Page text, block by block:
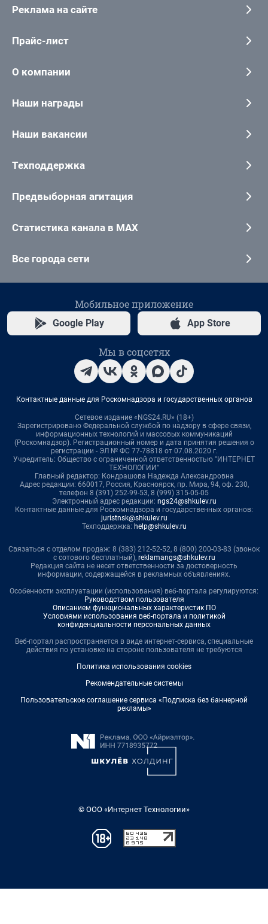
Реклама на сайте
Прайс-лист
О компании
Наши награды
Наши вакансии
Техподдержка
Предвыборная агитация
Статистика канала в MAX
Все города сети
Мобильное приложение
Google Play App Store
Мы в соцсетях
Контактные данные для Роскомнадзора и государственных органов
Сетевое издание «NGS24.RU» (18+)
Зарегистрировано Федеральной службой по надзору в сфере связи,
информационных технологий и массовых коммуникаций
(Роскомнадзор). Регистрационный номер и дата принятия решения о
регистрации - ЭЛ № ФС 77-78818 от 07.08.2020 г.
Учредитель: Общество с ограниченной ответственностью "ИНТЕРНЕТ
ТЕХНОЛОГИИ"
Главный редактор: Кондрашова Надежда Александровна
Адрес редакции: 660017, Россия, Красноярск, пр. Мира, 94, оф. 230,
телефон 8 (391) 252-99-53, 8 (999) 315-05-05
Электронный адрес редакции: ngs24@shkulev.ru
Контактные данные для Роскомнадзора и государственных органов:
juristnsk@shkulev.ru
Техподдержка: help@shkulev.ru
Связаться с отделом продаж: 8 (383) 212-52-52, 8 (800) 200-03-83 (звонок
с сотового бесплатный), reklamangs@shkulev.ru
Редакция сайта не несет ответственности за достоверность
информации, содержащейся в рекламных объявлениях.
Особенности эксплуатации (использования) веб-портала регулируются:
Руководством пользователя
Описанием функциональных характеристик ПО
Условиями использования веб-портала и политикой
конфиденциальности персональных данных
Веб-портал распространяется в виде интернет-сервиса, специальные
действия по установке на стороне пользователя не требуются
Политика использования cookies
Рекомендательные системы
Пользовательское соглашение сервиса «Подписка без баннерной
рекламы»
© ООО «Интернет Технологии»